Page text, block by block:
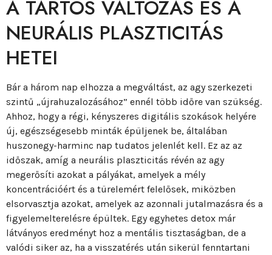
A TARTÓS VÁLTOZÁS ÉS A
NEURÁLIS PLASZTICITÁS
HETEI
Bár a három nap elhozza a megváltást, az agy szerkezeti
szintű „újrahuzalozásához” ennél több időre van szükség.
Ahhoz, hogy a régi, kényszeres digitális szokások helyére
új, egészségesebb minták épüljenek be, általában
huszonegy-harminc nap tudatos jelenlét kell. Ez az az
időszak, amíg a neurális plaszticitás révén az agy
megerősíti azokat a pályákat, amelyek a mély
koncentrációért és a türelemért felelősek, miközben
elsorvasztja azokat, amelyek az azonnali jutalmazásra és a
figyelemelterelésre épültek. Egy egyhetes detox már
látványos eredményt hoz a mentális tisztaságban, de a
valódi siker az, ha a visszatérés után sikerül fenntartani